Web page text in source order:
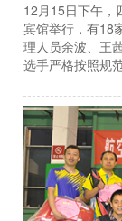
12月15日下午，
宾馆举行，有18
理人员余波、王
选手严格按照规